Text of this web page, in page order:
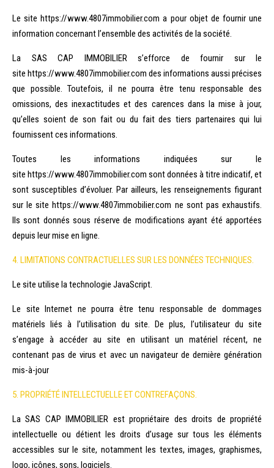
Le site https://www.4807immobilier.com a pour objet de fournir une
information concernant l’ensemble des activités de la société.
La SAS CAP IMMOBILIER s’efforce de fournir sur le
site https://www.4807immobilier.com des informations aussi précises
que possible. Toutefois, il ne pourra être tenu responsable des
omissions, des inexactitudes et des carences dans la mise à jour,
qu’elles soient de son fait ou du fait des tiers partenaires qui lui
fournissent ces informations.
Toutes les informations indiquées sur le
site https://www.4807immobilier.com sont données à titre indicatif, et
sont susceptibles d’évoluer. Par ailleurs, les renseignements figurant
sur le site https://www.4807immobilier.com ne sont pas exhaustifs.
Ils sont donnés sous réserve de modifications ayant été apportées
depuis leur mise en ligne.
4. LIMITATIONS CONTRACTUELLES SUR LES DONNÉES TECHNIQUES.
Le site utilise la technologie JavaScript.
Le site Internet ne pourra être tenu responsable de dommages
matériels liés à l’utilisation du site. De plus, l’utilisateur du site
s’engage à accéder au site en utilisant un matériel récent, ne
contenant pas de virus et avec un navigateur de dernière génération
mis-à-jour
5. PROPRIÉTÉ INTELLECTUELLE ET CONTREFAÇONS.
La SAS CAP IMMOBILIER est propriétaire des droits de propriété
intellectuelle ou détient les droits d’usage sur tous les éléments
accessibles sur le site, notamment les textes, images, graphismes,
logo, icônes, sons, logiciels.